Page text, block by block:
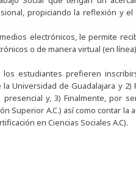
propiciando la reflexión y el
electrónicos, le permite
o de manera virtual (en
estudiantes prefieren
Universidad de Guadalajara y 2)
y, 3) Finalmente, por
Superior A.C.) así como contar la
en Ciencias Sociales A.C).